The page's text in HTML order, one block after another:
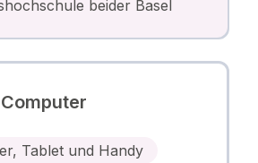
beider Basel
Tablet und Handy